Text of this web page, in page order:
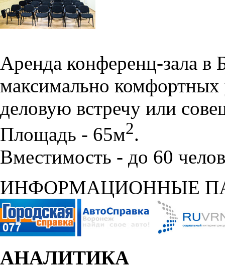
Аренда конференц-зала в
максимально комфортных
деловую встречу или
Площадь - 65м2.
Вместимость - до 60
ИНФОРМАЦИОННЫЕ
АНАЛИТИКА